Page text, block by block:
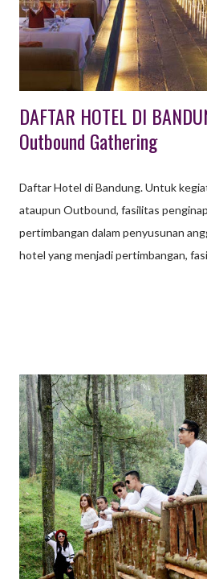
www.tempatwisataunik.com 40
Kuningan Kabupaten di Jawa Barat
Kabupaten Maja. Berlokasi di bagian
DAFTAR HOTEL DI
Outbound Gathering
Daftar Hotel di Bandung. Untuk
ataupun Outbound, fasilitas
pertimbangan dalam penyusunan
hotel yang menjadi pertimbangan,
menjadi bahan pertimbangan. Kota
Family Gathering, dsb. Berikut ini
daftar hotel yang ada di Bandung,
1. The Trans Luxury Hotel Berlokasi
yang merupakan pusat kota
Bandung ini mendapat predikat
Bandung yang paling baik. Ada
ditawarkan, antara lain: premier
pagi, club premier, premier room plus